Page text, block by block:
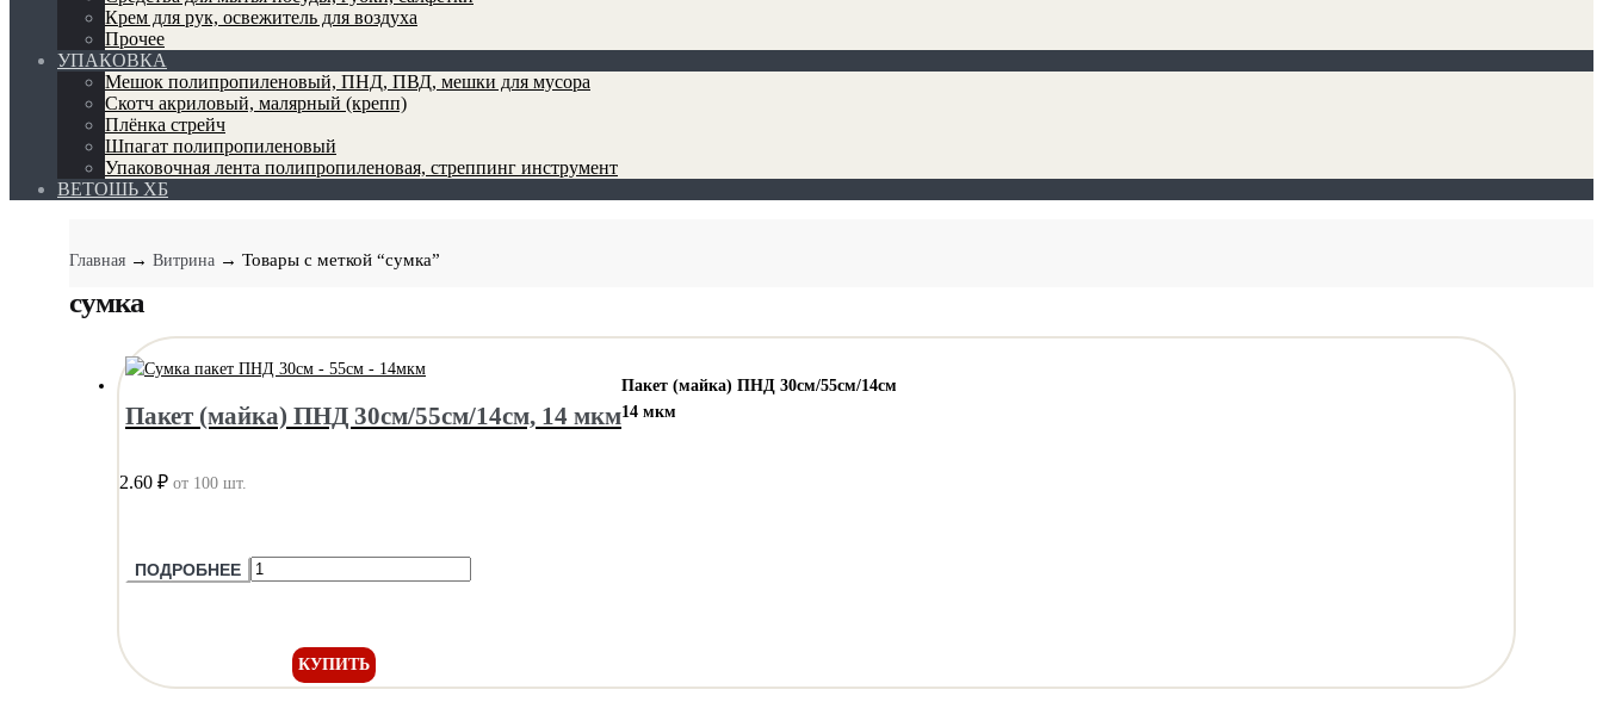
Крем для рук, освежитель для воздуха
Прочее
УПАКОВКА
Мешок полипропиленовый, ПНД, ПВД, мешки для мусора
Скотч акриловый, малярный (крепп)
Плёнка стрейч
Шпагат полипропиленовый
Упаковочная лента полипропиленовая, стреппинг инструмент
ВЕТОШЬ ХБ
Главная → Витрина → Товары с меткой “сумка”
сумка
Пакет (майка) ПНД 30см/55см/14см, 14 мкм
Пакет (майка) ПНД 30см/55см/14см
14 мкм
2.60 ₽ от 100 шт.
ПОДРОБНЕЕ
КУПИТЬ